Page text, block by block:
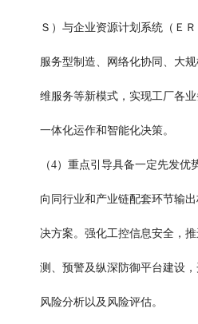
Ｓ）与企业资源计划系统（Ｅ
服务型制造、网络化协同、大
维服务等新模式，实现工厂各业
一体化运作和智能化决策。
（4）重点引导具备一定先发
向同行业和产业链配套环节输
决方案。强化工控信息安全，
测、预警及纵深防御平台建设，
风险分析以及风险评估。